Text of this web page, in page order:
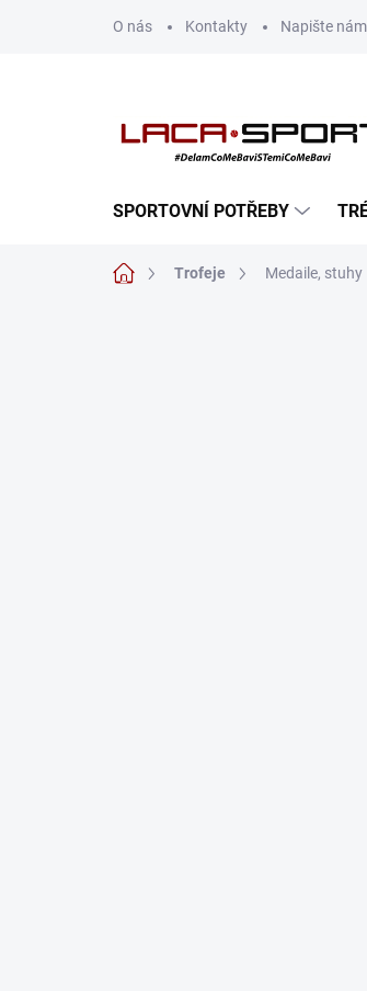
O nás Kontakty Napište nám
SPORTOVNÍ POTŘEBY
Domů Trofeje Medaile, stuhy